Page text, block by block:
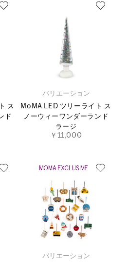
ス
ド
バリエーション
MoMA LED ツリーライト ス
ノーウィーワンダーランド
ラージ
￥11,000
バリエーション